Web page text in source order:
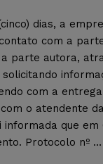
dias, a
com a
parte autora,
com a
o atendente
que em
Protocolo nº …